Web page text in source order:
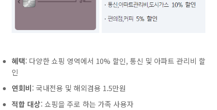
혜택: 다양한 쇼핑 영역에서 10% 할인, 통신 및 아파트 관리비 할
인
연회비: 국내전용 및 해외겸용 1.5만원
적합 대상: 쇼핑을 주로 하는 가족 사용자